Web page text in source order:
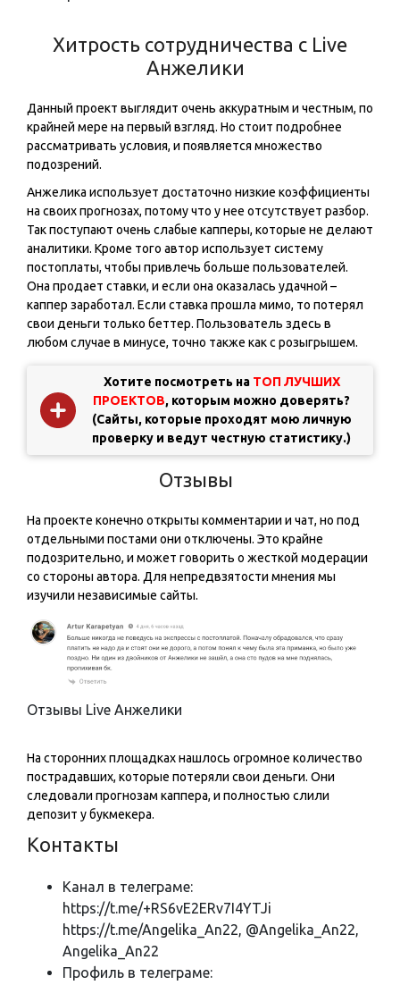
Хитрость сотрудничества с Live
Анжелики️️
Данный проект выглядит очень аккуратным и честным, по
крайней мере на первый взгляд. Но стоит подробнее
рассматривать условия, и появляется множество
подозрений.
Анжелика использует достаточно низкие коэффициенты
на своих прогнозах, потому что у нее отсутствует разбор.
Так поступают очень слабые капперы, которые не делают
аналитики. Кроме того автор использует систему
постоплаты, чтобы привлечь больше пользователей.
Она продает ставки, и если она оказалась удачной –
каппер заработал. Если ставка прошла мимо, то потерял
свои деньги только беттер. Пользователь здесь в
любом случае в минусе, точно также как с розыгрышем.
Хотите посмотреть на ТОП ЛУЧШИХ
ПРОЕКТОВ, которым можно доверять?
(Сайты, которые проходят мою личную
проверку и ведут честную статистику.)
Отзывы
На проекте конечно открыты комментарии и чат, но под
отдельными постами они отключены. Это крайне
подозрительно, и может говорить о жесткой модерации
со стороны автора. Для непредвзятости мнения мы
изучили независимые сайты.
Отзывы Live Анжелики️️
На сторонних площадках нашлось огромное количество
пострадавших, которые потеряли свои деньги. Они
следовали прогнозам каппера, и полностью слили
депозит у букмекера.
Контакты
Канал в телеграме:
https://t.me/+RS6vE2ERv7I4YTJi
https://t.me/Angelika_An22, @Angelika_An22,
Angelika_An22
Профиль в телеграме: